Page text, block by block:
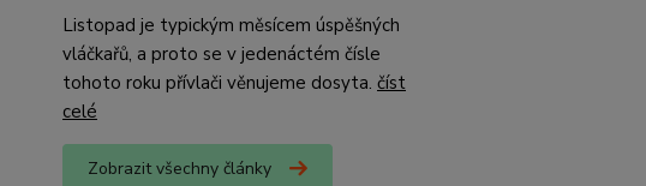
Listopad je typickým měsícem úspěšných
vláčkařů, a proto se v jedenáctém čísle
tohoto roku přívlači věnujeme dosyta. číst
celé
Zobrazit všechny články